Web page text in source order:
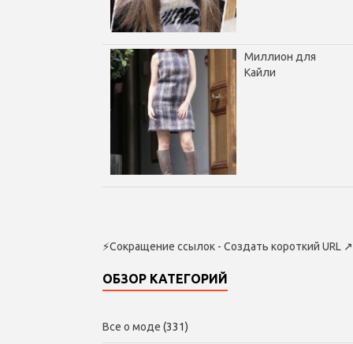
Миллион для
Кайли
⚡Сокращение ссылок - Создать короткий URL ↗
ОБЗОР КАТЕГОРИЙ
Все о моде (331)